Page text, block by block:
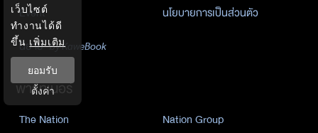
Event
นโยบายการเป็นส่วนตัว
นิยาย by KaweBook
พาร์ทเนอร์
The Nation
Nation Group
เว็บไซต์
ทำงานได้ดี
ขึ้น เพิ่มเติม
ยอมรับ
ตั้งค่า